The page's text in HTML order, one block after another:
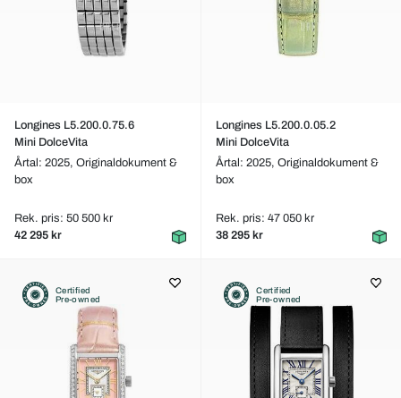
Longines L5.200.0.75.6
Mini DolceVita
Årtal: 2025, Originaldokument &
box
Rek. pris: 50 500 kr
42 295 kr
Longines L5.200.0.05.2
Mini DolceVita
Årtal: 2025, Originaldokument &
box
Rek. pris: 47 050 kr
38 295 kr
Certified
Pre-owned
Certified
Pre-owned